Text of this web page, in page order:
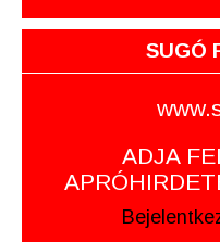
SUGÓ
ADJA